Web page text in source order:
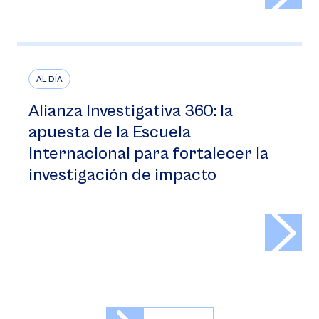
AL DÍA
Alianza Investigativa 360: la
apuesta de la Escuela
Internacional para fortalecer la
investigación de impacto